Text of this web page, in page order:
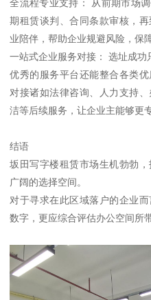
全流程专业支持： 从前期市场
期租赁谈判、合同条款审核，
业陪伴，帮助企业规避风险，保
一站式企业服务对接： 选址成功
优秀的服务平台还能整合各类
对接诸如法律咨询、人力支持
洁等后续服务，让企业主能够更
结语
坂田写字楼租赁市场生机勃勃
广阔的选择空间。
对于寻求在此区域落户的企业
数字，更应综合评估办公空间所